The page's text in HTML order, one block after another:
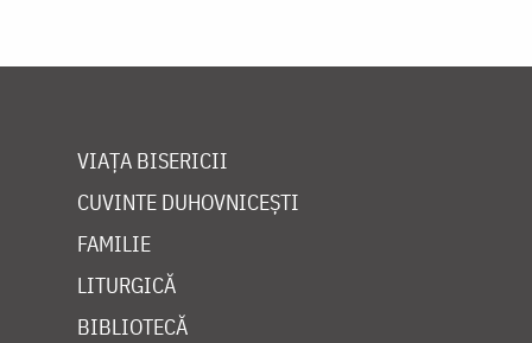
VIAȚA BISERICII
CUVINTE DUHOVNICEȘTI
FAMILIE
LITURGICĂ
BIBLIOTECĂ